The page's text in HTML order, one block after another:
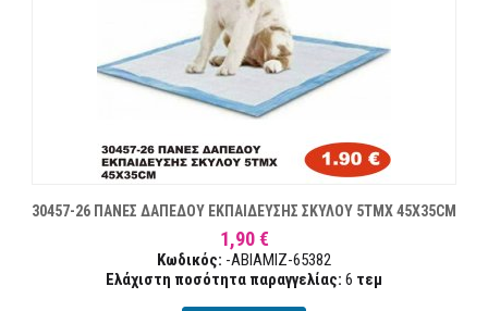
30457-26 ΠΑΝΕΣ ΔΑΠΕΔΟΥ ΕΚΠΑΙΔΕΥΣΗΣ ΣΚΥΛΟΥ 5ΤΜΧ 45Χ35CM
1,90 €
Κωδικός: -ABIAMIZ-65382
Ελάχιστη ποσότητα παραγγελίας: 6 τεμ